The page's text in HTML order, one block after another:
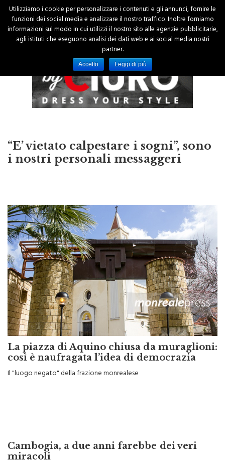
“E’ vietato calpestare i sogni”, sono
i nostri personali messaggeri
La piazza di Aquino chiusa da muraglioni:
così è naufragata l’idea di democrazia
Il "luogo negato" della frazione monrealese
Cambogia, a due anni farebbe dei veri
miracoli
Utilizziamo i cookie per personalizzare i contenuti e gli annunci, fornire le
funzioni dei social media e analizzare il nostro traffico. Inoltre forniamo
informazioni sul modo in cui utilizzi il nostro sito alle agenzie pubblicitarie,
agli istituti che eseguono analisi dei dati web e ai social media nostri
partner.
Accetto Leggi di più